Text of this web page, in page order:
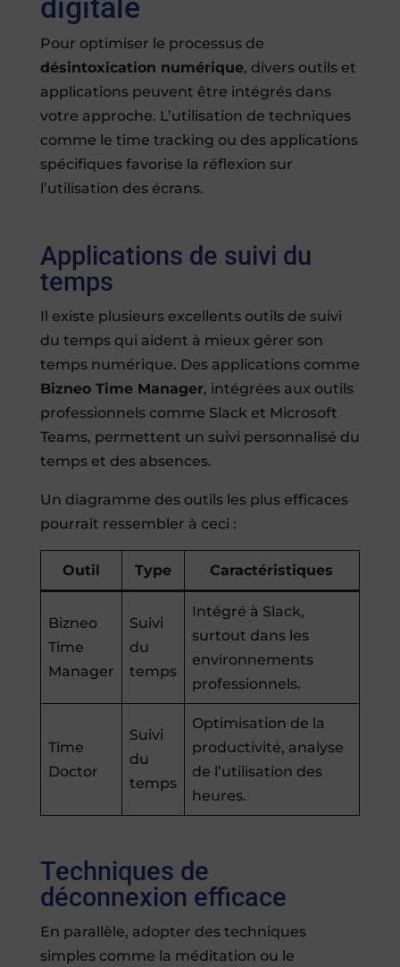
digitale
Pour optimiser le processus de
désintoxication numérique, divers outils et
applications peuvent être intégrés dans
votre approche. L’utilisation de techniques
comme le time tracking ou des applications
spécifiques favorise la réflexion sur
l’utilisation des écrans.
Applications de suivi du
temps
Il existe plusieurs excellents outils de suivi
du temps qui aident à mieux gérer son
temps numérique. Des applications comme
Bizneo Time Manager, intégrées aux outils
professionnels comme Slack et Microsoft
Teams, permettent un suivi personnalisé du
temps et des absences.
Un diagramme des outils les plus efficaces
pourrait ressembler à ceci :
Outil Type Caractéristiques
Bizneo
Time
Manager
Suivi
du
temps
Intégré à Slack,
surtout dans les
environnements
professionnels.
Time
Doctor
Suivi
du
temps
Optimisation de la
productivité, analyse
de l’utilisation des
heures.
Techniques de
déconnexion efficace
En parallèle, adopter des techniques
simples comme la méditation ou le